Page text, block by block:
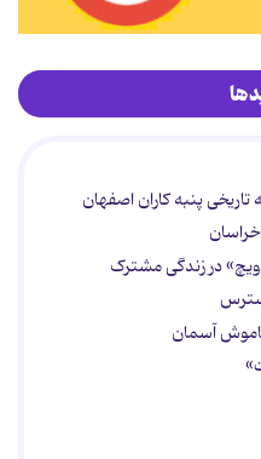
پنبه کاران اصفهان
در زندگی مشترک
آسمان